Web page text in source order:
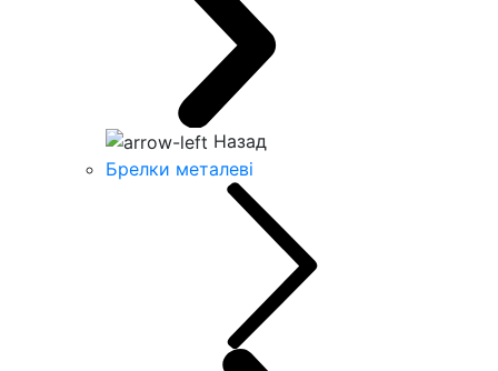
Назад
Брелки металеві